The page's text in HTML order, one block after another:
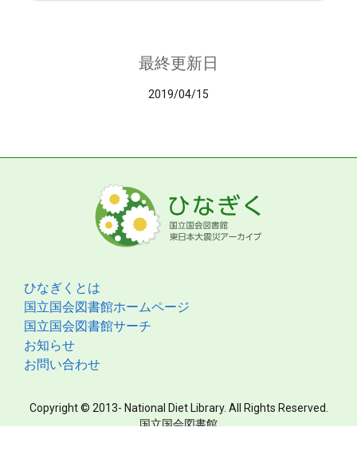
最終更新日
2019/04/15
ひなぎくとは
国立国会図書館ホームページ
国立国会図書館サーチ
お知らせ
お問い合わせ
Copyright © 2013- National Diet Library. All Rights Reserved.